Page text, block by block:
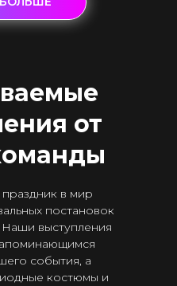
в мир
постановок
выступления
события, а
костюмы и
от